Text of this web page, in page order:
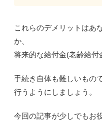
これらのデメリットはあ
か、
将来的な給付金(老齢給付
手続き自体も難しいもの
行うようにしましょう。
今回の記事が少しでもお